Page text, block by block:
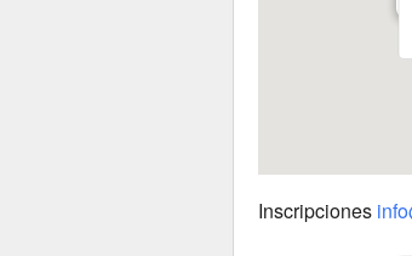
Inscripciones